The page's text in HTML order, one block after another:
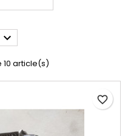

10 article(s)
favorite_border